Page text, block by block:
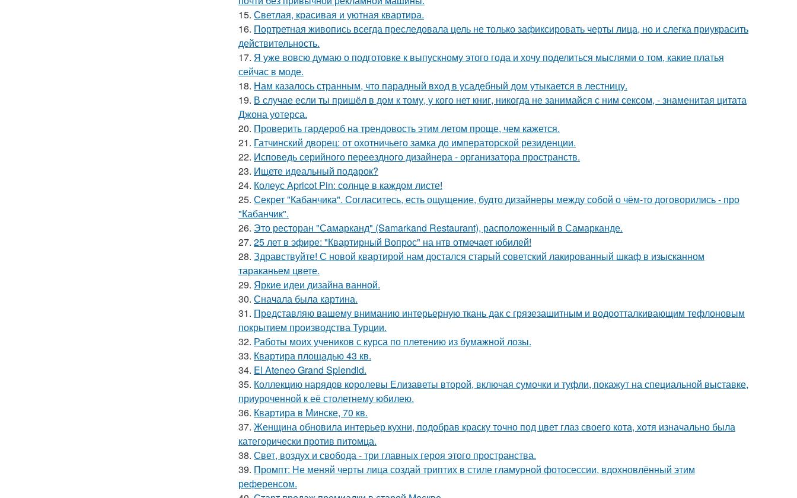
15. Светлая, красивая и уютная квартира.
16. Портретная живопись всегда преследовала цель не только зафиксировать черты лица, но и слегка приукрасить
действительность.
17. Я уже вовсю думаю о подготовке к выпускному этого года и хочу поделиться мыслями о том, какие платья
сейчас в моде.
18. Нам казалось странным, что парадный вход в усадебный дом утыкается в лестницу.
19. В случае если ты пришёл в дом к тому, у кого нет книг, никогда не занимайся с ним сексом, - знаменитая цитата
Джона уотерса.
20. Проверить гардероб на трендовость этим летом проще, чем кажется.
21. Гатчинский дворец: от охотничьего замка до императорской резиденции.
22. Исповедь серийного переездного дизайнера - организатора пространств.
23. Ищете идеальный подарок?
24. Колеус Apricot Pin: солнце в каждом листе!
25. Секрет "Кабанчика". Согласитесь, есть ощущение, будто дизайнеры между собой о чём-то договорились - про
"Кабанчик".
26. Это ресторан "Самарканд" (Samarkand Restaurant), расположенный в Самарканде.
27. 25 лет в эфире: "Квартирный Вопрос" на нтв отмечает юбилей!
28. Здравствуйте! С новой квартирой нам достался старый советский лакированный шкаф в изысканном
тараканьем цвете.
29. Яркие идеи дизайна ванной.
30. Сначала была картина.
31. Представляю вашему вниманию интерьерную ткань дак с грязезашитным и водоотталкивающим тефлоновым
покрытием производства Турции.
32. Работы моих учеников с курса по плетению из бумажной лозы.
33. Квартира площадью 43 кв.
34. El Ateneo Grand Splendid.
35. Коллекцию нарядов королевы Елизаветы второй, включая сумочки и туфли, покажут на специальной выставке,
приуроченной к её столетнему юбилею.
36. Квартира в Минске, 70 кв.
37. Женщина обновила интерьер кухни, подобрав краску точно под цвет глаз своего кота, хотя изначально была
категорически против питомца.
38. Свет, воздух и свобода - три главных героя этого пространства.
39. Промпт: Не меняй черты лица создай триптих в стиле гламурной фотосессии, вдохновлённый этим
референсом.